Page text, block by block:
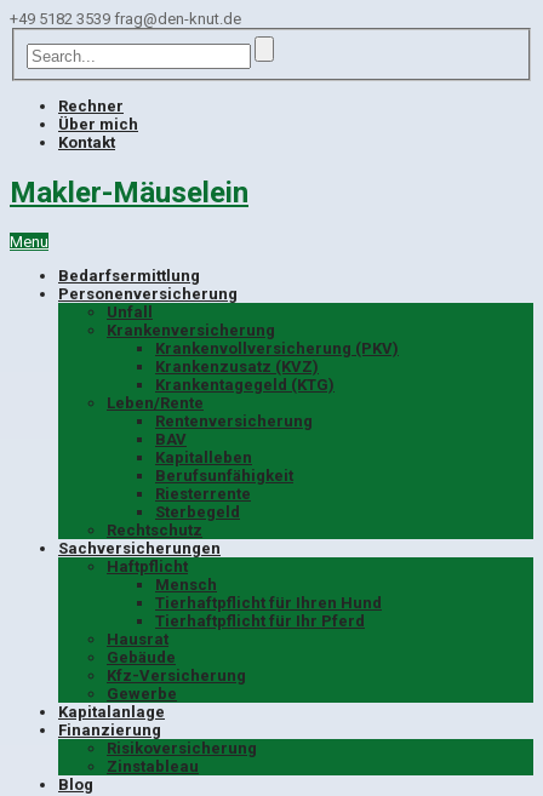
+49 5182 3539 frag@den-knut.de
Rechner
Über mich
Kontakt
Makler-Mäuselein
Menu
Bedarfsermittlung
Personenversicherung
Unfall
Krankenversicherung
Krankenvollversicherung (PKV)
Krankenzusatz (KVZ)
Krankentagegeld (KTG)
Leben/Rente
Rentenversicherung
BAV
Kapitalleben
Berufsunfähigkeit
Riesterrente
Sterbegeld
Rechtschutz
Sachversicherungen
Haftpflicht
Mensch
Tierhaftpflicht für Ihren Hund
Tierhaftpflicht für Ihr Pferd
Hausrat
Gebäude
Kfz-Versicherung
Gewerbe
Kapitalanlage
Finanzierung
Risikoversicherung
Zinstableau
Blog